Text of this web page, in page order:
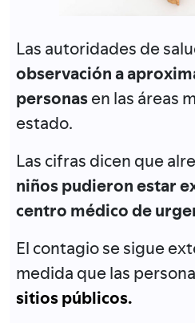
Las autoridades de
observación a
personasen las áreas
estado.
Las cifras dicen que
niños pudieron estar
centro médico de
El contagio se sigue
medida que las
sitios públicos.